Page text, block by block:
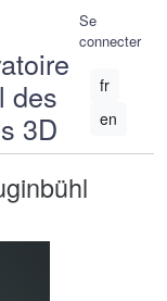
des
3D
Se
connecter
fr
en